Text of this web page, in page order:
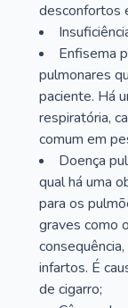
desconfortos
Enfisema
pulmonares
paciente. Há
respiratória,
comum em
Doença
qual há uma
para os
graves como
infartos. É
de cigarro;